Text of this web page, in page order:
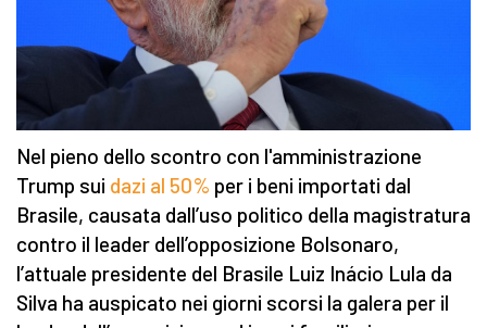
Nel pieno dello scontro con l'amministrazione
Trump sui dazi al 50% per i beni importati dal
Brasile, causata dall’uso politico della magistratura
contro il leader dell’opposizione Bolsonaro,
l’attuale presidente del Brasile Luiz Inácio Lula da
Silva ha auspicato nei giorni scorsi la galera per il